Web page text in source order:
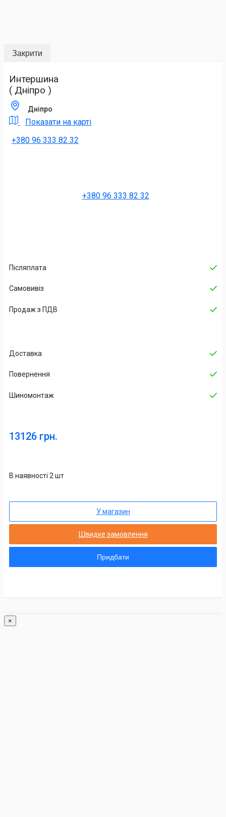
Закрити
Интершина
( Дніпро )
Дніпро
Показати на карті
+380 96 333 82 32
+380 96 333 82 32
Післяплата
Самовивіз
Продаж з ПДВ
Доставка
Повернення
Шиномонтаж
13126 грн.
В наявності 2 шт
У магазин
Швидке замовлення
Придбати
×